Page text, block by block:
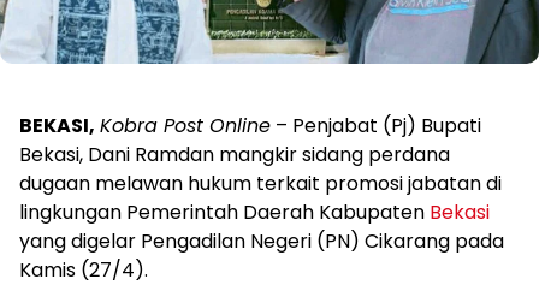
BEKASI, Kobra Post Online – Penjabat (Pj) Bupati
Bekasi, Dani Ramdan mangkir sidang perdana
dugaan melawan hukum terkait promosi jabatan di
lingkungan Pemerintah Daerah Kabupaten Bekasi
yang digelar Pengadilan Negeri (PN) Cikarang pada
Kamis (27/4).